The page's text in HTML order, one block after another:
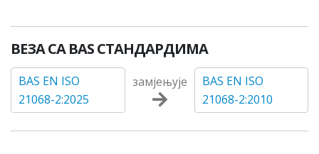
ВЕЗА СА BAS СТАНДАРДИМА
BAS EN ISO
21068-2:2025
замјењује
BAS EN ISO
21068-2:2010